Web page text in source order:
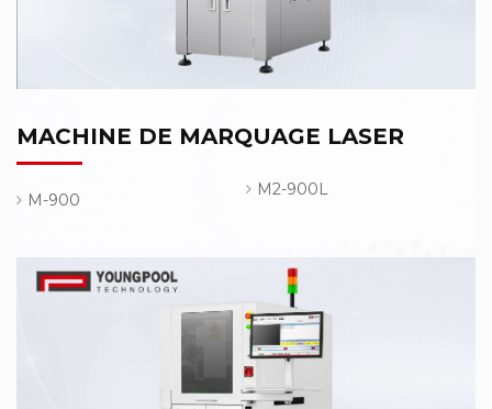
MACHINE DE MARQUAGE LASER
M-900
M2-900L